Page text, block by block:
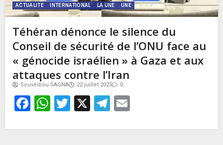
ACTUALITE INTERNATIONAL LA UNE UNE
Téhéran dénonce le silence du
Conseil de sécurité de l’ONU face au
« génocide israélien » à Gaza et aux
attaques contre l’Iran
Souveibou SAGNA 22 juillet 2025 0
Facebook
WhatsApp
Twitter
X Telegram